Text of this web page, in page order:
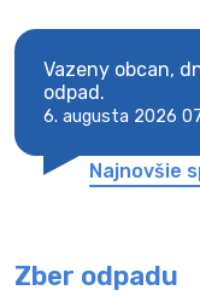
Vazeny obcan,
odpad.
6. augusta 2026
Najnovšie
Zber odpadu